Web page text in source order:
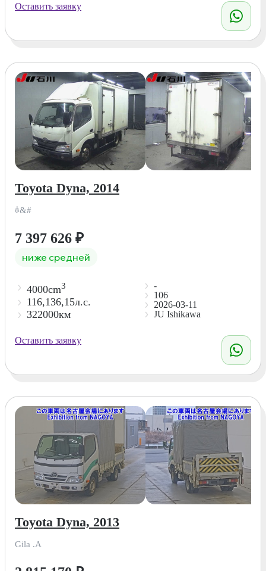
Оставить заявку
Toyota Dyna, 2014
ﾎ&#
7 397 626 ₽
ниже средней
4000cm3
116,136,15л.с.
322000км
-
106
2026-03-11
JU Ishikawa
Оставить заявку
Toyota Dyna, 2013
Gila .A